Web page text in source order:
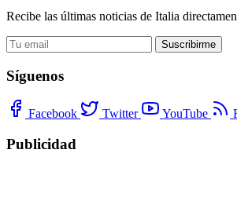
Recibe las últimas noticias de Italia
Suscribirme
Síguenos
Facebook Twitter YouTube
Publicidad